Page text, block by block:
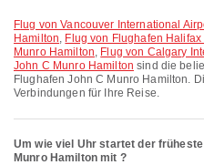
Flug von Vancouver International Airport nach Flughafen John C Munro
Hamilton, Flug von Flughafen
Munro Hamilton, Flug von Calgary
John C Munro Hamilton sind die
Flughafen John C Munro Hamilton.
Verbindungen für Ihre Reise.
Um wie viel Uhr startet der
Munro Hamilton mit ?